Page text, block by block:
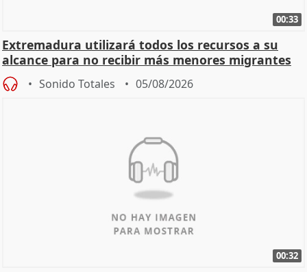
00:33
Extremadura utilizará todos los recursos a su
alcance para no recibir más menores migrantes
Sonido Totales 05/08/2026
00:32